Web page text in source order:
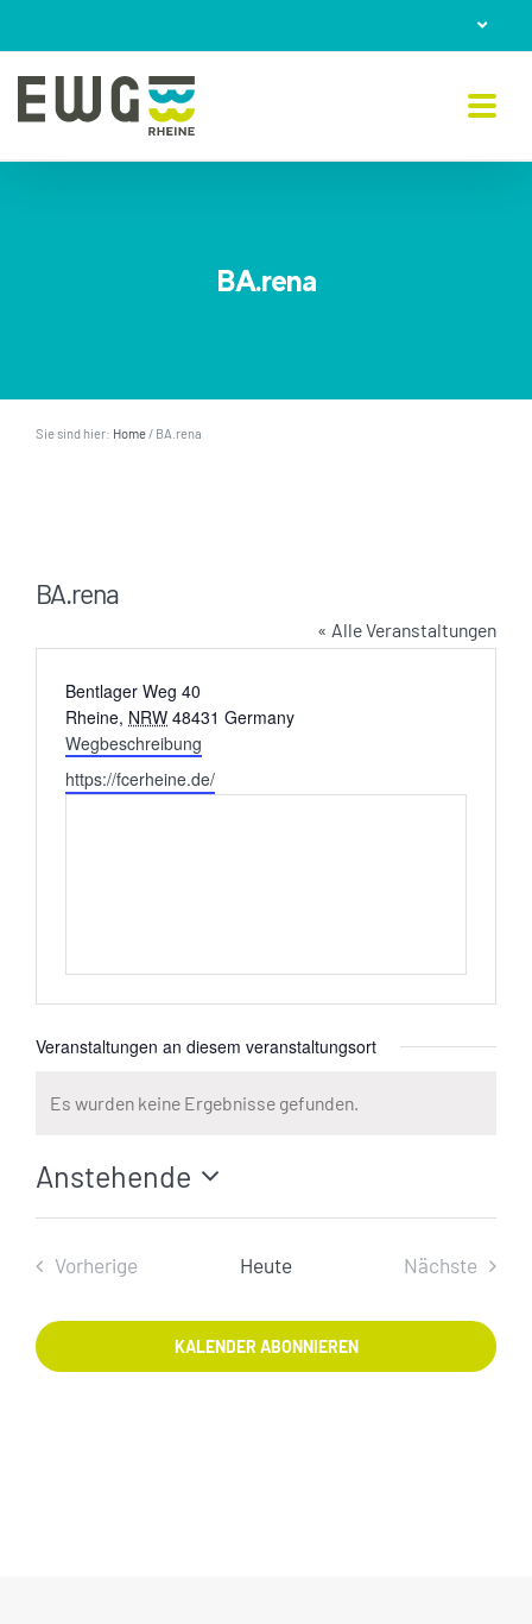
to
content
BA.rena
Sie sind hier: Home/ BA.rena
BA.rena
« Alle Veranstaltungen
Adresse
Bentlager Weg 40
Rheine, NRW 48431 Germany
Wegbeschreibung
Webseite
https://fcerheine.de/
Veranstaltungen an diesem veranstaltungsort
Es wurden keine Ergebnisse gefunden.
Anstehende
Datum
Vorherige
Heute
Nächste
KALENDER ABONNIEREN